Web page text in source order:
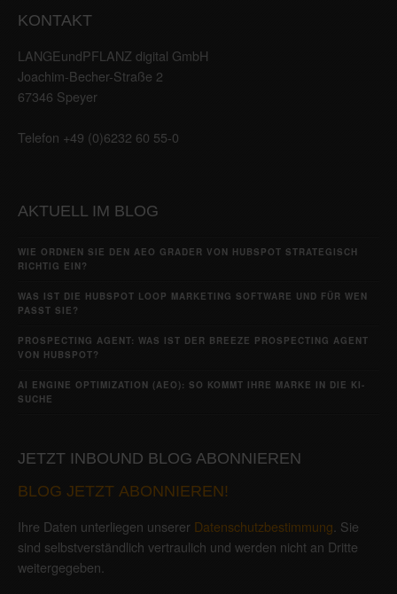
KONTAKT
LANGEundPFLANZ digital GmbH
Joachim-Becher-Straße 2
67346 Speyer
Telefon +49 (0)6232 60 55-0
AKTUELL IM BLOG
WIE ORDNEN SIE DEN AEO GRADER VON HUBSPOT STRATEGISCH
RICHTIG EIN?
WAS IST DIE HUBSPOT LOOP MARKETING SOFTWARE UND FÜR WEN
PASST SIE?
PROSPECTING AGENT: WAS IST DER BREEZE PROSPECTING AGENT
VON HUBSPOT?
AI ENGINE OPTIMIZATION (AEO): SO KOMMT IHRE MARKE IN DIE KI-
SUCHE
JETZT INBOUND BLOG ABONNIEREN
BLOG JETZT ABONNIEREN!
Ihre Daten unterliegen unserer Datenschutzbestimmung . Sie
sind selbstverständlich vertraulich und werden nicht an Dritte
weitergegeben.